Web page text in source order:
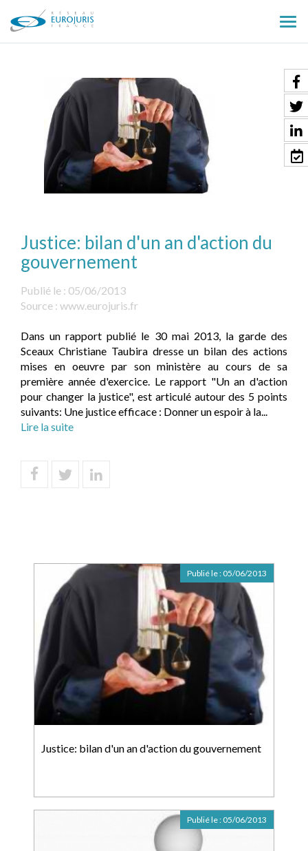
le
Justice: bilan d'un an d'action du
gouvernement
Publié le : 05/06/2013
Source : www.eurojuris.fr
Dans un rapport publié le 30 mai 2013, la garde des
Sceaux Christiane Taubira dresse un bilan des actions
mises en oeuvre par son ministère au cours de sa
première année d'exercice. Le rapport "Un an d'action
pour changer la justice", est articulé autour des 5 points
suivants: Une justice efficace : Donner un espoir à la...
Lire la suite
Justice: bilan d'un an d'action du gouvernement
Publié le : 05/06/2013
Publié le : 05/06/2013